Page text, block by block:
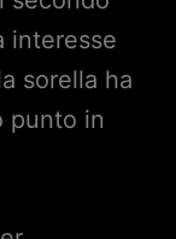
interesse
sorella ha
punto in